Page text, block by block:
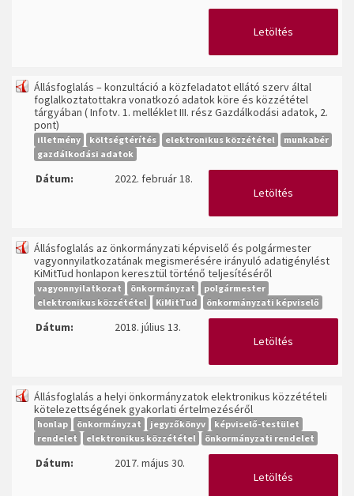
Letöltés
Állásfoglalás – konzultáció a közfeladatot ellátó szerv által
foglalkoztatottakra vonatkozó adatok köre és közzététel
tárgyában ( Infotv. 1. melléklet III. rész Gazdálkodási adatok, 2.
pont)
illetmény költségtérítés elektronikus közzététel
munkabér
gazdálkodási adatok
Dátum:
2022. február 18.
Letöltés
Állásfoglalás az önkormányzati képviselő és polgármester
vagyonnyilatkozatának megismerésére irányuló adatigénylést
KiMitTud honlapon keresztül történő teljesítéséről
vagyonnyilatkozat önkormányzat
polgármester
elektronikus közzététel
KiMitTud önkormányzati képviselő
Dátum:
2018. július 13.
Letöltés
Állásfoglalás a helyi önkormányzatok elektronikus közzétételi
kötelezettségének gyakorlati értelmezéséről
honlap önkormányzat jegyzőkönyv
képviselő-testület
rendelet
elektronikus közzététel önkormányzati rendelet
Dátum:
2017. május 30.
Letöltés